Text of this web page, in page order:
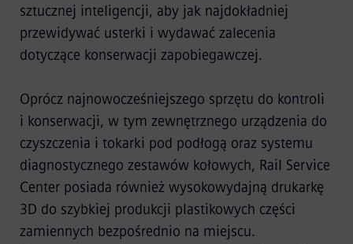
sztucznej inteligencji, aby jak najdokładniej
przewidywać usterki i wydawać zalecenia
dotyczące konserwacji zapobiegawczej.
Oprócz najnowocześniejszego sprzętu do kontroli
i konserwacji, w tym zewnętrznego urządzenia do
czyszczenia i tokarki pod podłogą oraz systemu
diagnostycznego zestawów kołowych, Rail Service
Center posiada również wysokowydajną drukarkę
3D do szybkiej produkcji plastikowych części
zamiennych bezpośrednio na miejscu.